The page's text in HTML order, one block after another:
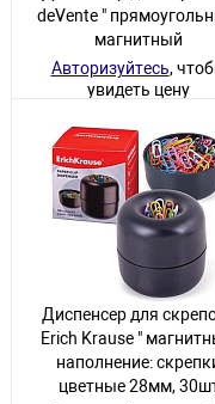
deVente "
магнитный
Авторизуйтесь,
увидеть цену
1 товар
Диспенсер для
Erich Krause "
наполнение:
цветные 28мм,